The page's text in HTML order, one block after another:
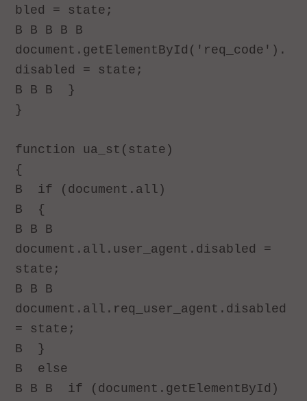
bled = state;
В В В В В
document.getElementById('req_code').
disabled = state;
В В В
}
}
function ua_st(state)
{
В if (document.all)
В {
В В В
document.all.user_agent.disabled =
state;
В В В
document.all.req_user_agent.disabled
= state;
В
}
В else
В В В if (document.getElementById)